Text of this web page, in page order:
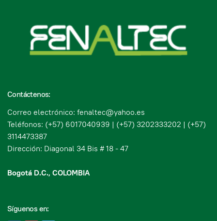
Contáctenos:
Correo electrónico: fenaltec@yahoo.es
Teléfonos: (+57) 6017040939 | (+57) 3202333202 | (+57)
3114473387
Dirección: Diagonal 34 Bis # 18 - 47
Bogotá D.C., COLOMBIA
Síguenos en: